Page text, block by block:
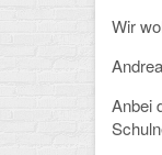
Wir
Anbei